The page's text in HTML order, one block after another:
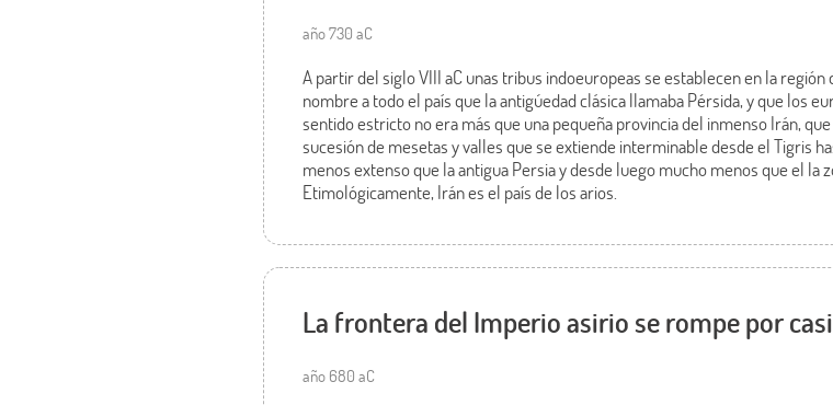
año 730 aC
A partir del siglo VIII aC unas tribus indoeuropeas se establecen en la región
nombre a todo el país que la antigúedad clásica llamaba Pérsida, y que los
sentido estricto no era más que una pequeña provincia del inmenso Irán,
sucesión de mesetas y valles que se extiende interminable desde el Tigris
menos extenso que la antigua Persia y desde luego mucho menos que el la
Etimológicamente, Irán es el país de los arios.
La frontera del Imperio asirio se rompe por
año 680 aC